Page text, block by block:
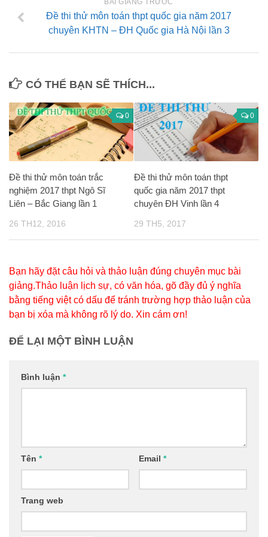
BÀI GIẢNG TRƯỚC
Đề thi thử môn toán thpt quốc gia năm 2017
chuyên KHTN – ĐH Quốc gia Hà Nội lần 3
CÓ THỂ BẠN SẼ THÍCH...
0
Đề thi thử môn toán trắc
nghiệm 2017 thpt Ngô Sĩ
Liên – Bắc Giang lần 1
26 TH12, 2016
0
Đề thi thử môn toán thpt
quốc gia năm 2017 thpt
chuyên ĐH Vinh lần 4
29 TH5, 2017
Bạn hãy đặt câu hỏi và thảo luận đúng chuyên mục bài
giảng.Thảo luận lịch sự, có văn hóa, gõ đầy đủ ý nghĩa
bằng tiếng việt có dấu để tránh trường hợp thảo luận của
bạn bị xóa mà không rõ lý do. Xin cám ơn!
ĐỂ LẠI MỘT BÌNH LUẬN
Bình luận *
Tên * Email *
Trang web